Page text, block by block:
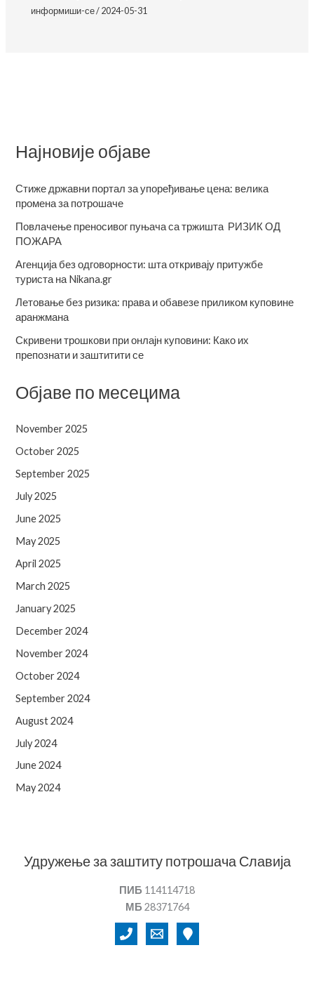
информиши-се/2024-05-31
Најновије објаве
Стиже државни портал за упоређивање цена: велика
промена за потрошаче
Повлачење преносивог пуњача са тржишта РИЗИК ОД
ПОЖАРА
Агенција без одговорности: шта откривају притужбе
туриста на Nikana.gr
Летовање без ризика: права и обавезе приликом куповине
аранжмана
Скривени трошкови при онлајн куповини: Како их
препознати и заштитити се
Објаве по месецима
November 2025
October 2025
September 2025
July 2025
June 2025
May 2025
April 2025
March 2025
January 2025
December 2024
November 2024
October 2024
September 2024
August 2024
July 2024
June 2024
May 2024
Удружење за заштиту потрошача Славија
ПИБ 114114718
МБ28371764